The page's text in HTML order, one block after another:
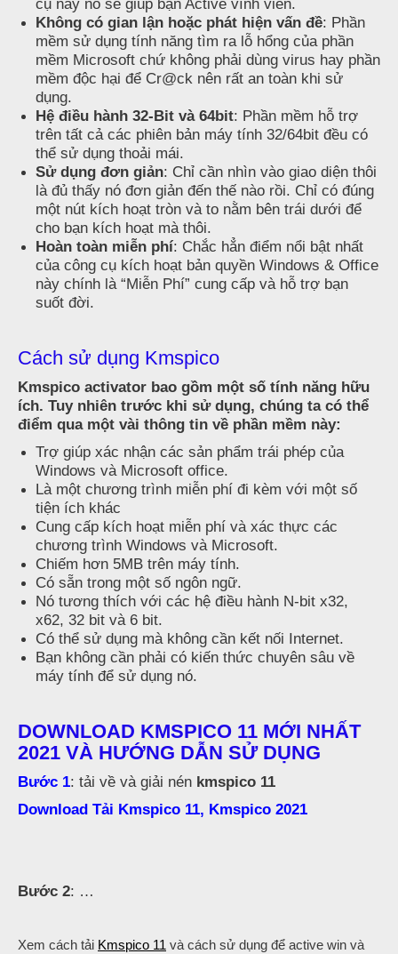
cụ này nó sẽ giúp bạn Active vĩnh viễn.
Không có gian lận hoặc phát hiện vấn đề: Phần
mềm sử dụng tính năng tìm ra lỗ hổng của phần
mềm Microsoft chứ không phải dùng virus hay phần
mềm độc hại để Cr@ck nên rất an toàn khi sử
dụng.
Hệ điều hành 32-Bit và 64bit: Phần mềm hỗ trợ
trên tất cả các phiên bản máy tính 32/64bit đều có
thể sử dụng thoải mái.
Sử dụng đơn giản: Chỉ cần nhìn vào giao diện thôi
là đủ thấy nó đơn giản đến thế nào rồi. Chỉ có đúng
một nút kích hoạt tròn và to nằm bên trái dưới để
cho bạn kích hoạt mà thôi.
Hoàn toàn miễn phí: Chắc hẳn điểm nổi bật nhất
của công cụ kích hoạt bản quyền Windows & Office
này chính là “Miễn Phí” cung cấp và hỗ trợ bạn
suốt đời.
Cách sử dụng Kmspico
Kmspico activator bao gồm một số tính năng hữu
ích. Tuy nhiên trước khi sử dụng, chúng ta có thể
điểm qua một vài thông tin về phần mềm này:
Trợ giúp xác nhận các sản phẩm trái phép của
Windows và Microsoft office.
Là một chương trình miễn phí đi kèm với một số
tiện ích khác
Cung cấp kích hoạt miễn phí và xác thực các
chương trình Windows và Microsoft.
Chiếm hơn 5MB trên máy tính.
Có sẵn trong một số ngôn ngữ.
Nó tương thích với các hệ điều hành N-bit x32,
x62, 32 bit và 6 bit.
Có thể sử dụng mà không cần kết nối Internet.
Bạn không cần phải có kiến ​​thức chuyên sâu về
máy tính để sử dụng nó.
DOWNLOAD KMSPICO 11 MỚI NHẤT
2021 VÀ HƯỚNG DẪN SỬ DỤNG
Bước 1: tải về và giải nén kmspico 11
Download Tải Kmspico 11, Kmspico 2021
Bước 2: …
Xem cách tải Kmspico 11 và cách sử dụng để active win và